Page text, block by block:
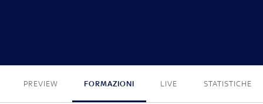
PREVIEW FORMAZIONI LIVE STATISTICHE